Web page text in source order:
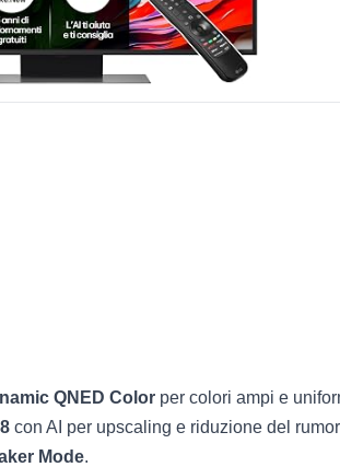
QNED Color per colori ampi e
con AI per upscaling e riduzione del
Mode.